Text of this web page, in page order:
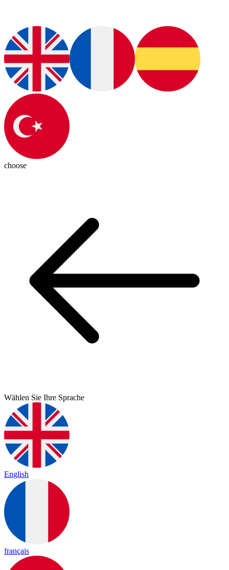
choose
Wählen Sie Ihre Sprache
English
français